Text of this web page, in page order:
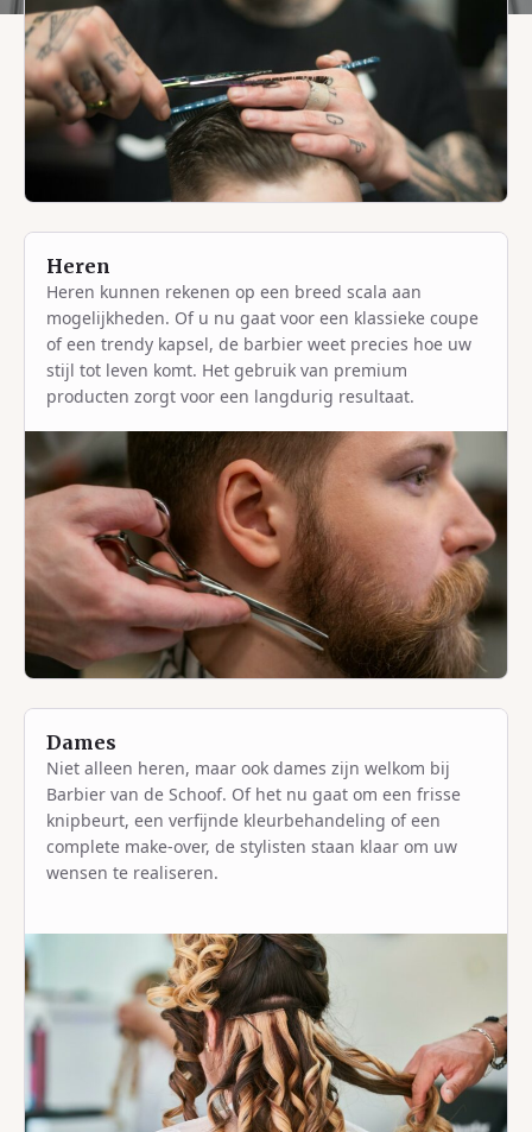
Heren
Heren kunnen rekenen op een breed scala aan
mogelijkheden. Of u nu gaat voor een klassieke coupe
of een trendy kapsel, de barbier weet precies hoe uw
stijl tot leven komt. Het gebruik van premium
producten zorgt voor een langdurig resultaat.
Dames
Niet alleen heren, maar ook dames zijn welkom bij
Barbier van de Schoof. Of het nu gaat om een frisse
knipbeurt, een verfijnde kleurbehandeling of een
complete make-over, de stylisten staan klaar om uw
wensen te realiseren.